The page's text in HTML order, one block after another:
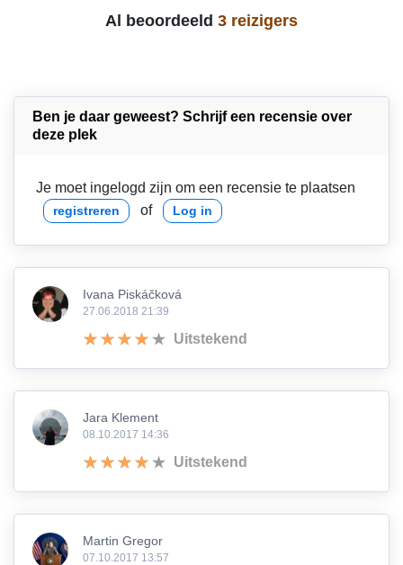
Al beoordeeld 3 reizigers
Ben je daar geweest? Schrijf een recensie over
deze plek
Je moet ingelogd zijn om een recensie te plaatsen
registreren of Log in
Ivana Piskáčková
27.06.2018 21:39
Uitstekend
Jara Klement
08.10.2017 14:36
Uitstekend
Martin Gregor
07.10.2017 13:57